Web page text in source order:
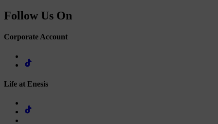
Follow Us On
Corporate Account
Life at Enesis